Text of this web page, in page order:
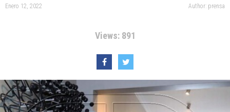
Enero 12, 2022 Author: prensa
Views: 891